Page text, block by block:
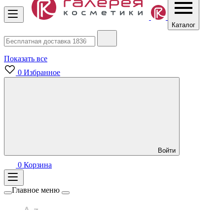
Каталог
Показать все
0 Избранное
Войти
0 Корзина
Главное меню